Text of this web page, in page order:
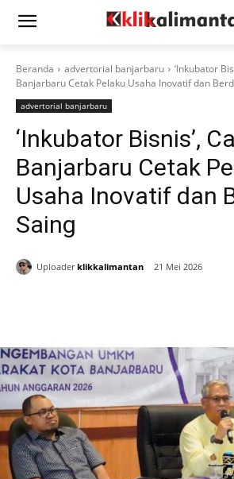
Beranda advertorial banjarbaru
‘Inkubator
Banjarbaru Cetak Pelaku Usaha Inovatif dan
advertorial banjarbaru
‘Inkubator Bisnis’,
Banjarbaru Cetak
Usaha Inovatif dan
Saing
Uploader klikkalimantan 21 Mei 2026